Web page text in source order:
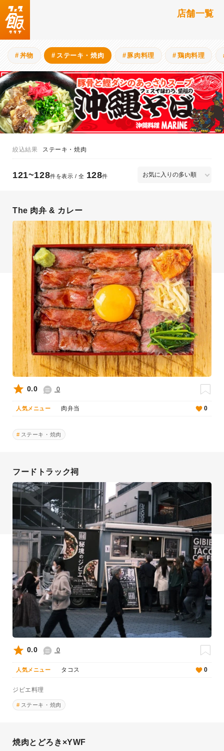
店舗一覧
丼物 ステーキ・焼肉 豚肉料理 鶏肉料理
ステーキ・焼肉
121~128件を表示 / 全 128件
The 肉弁 & カレー
0.0 0
人気メニュー 肉弁当 0
ステーキ・焼肉
フードトラック祠
0.0 0
人気メニュー タコス 0
ジビエ料理
ステーキ・焼肉
焼肉とどろき×YWF